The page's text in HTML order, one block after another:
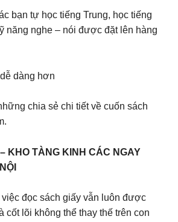
bạn tự học tiếng Trung, học tiếng
năng nghe – nói được đặt lên hàng
dàng hơn
chia sẻ chi tiết về cuốn sách
KHO TÀNG KINH CÁC NGAY
đọc sách giấy vẫn luôn được
cốt lõi không thể thay thế trên con